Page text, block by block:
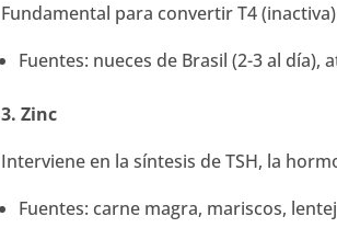
Fundamental para convertir T4
Fuentes: nueces de Brasil (2-3 al día),
3. Zinc
Interviene en la síntesis de TSH, la
Fuentes: carne magra, mariscos,